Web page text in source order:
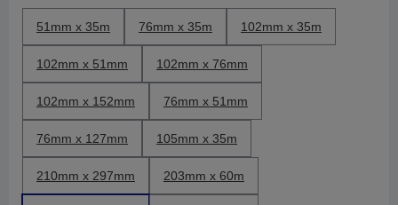
51mm x 35m 76mm x 35m 102mm x 35m
102mm x 51mm 102mm x 76mm
102mm x 152mm 76mm x 51mm
76mm x 127mm 105mm x 35m
210mm x 297mm 203mm x 60m